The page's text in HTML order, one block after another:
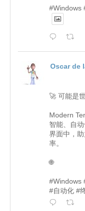
#Windows
Oscar de
🚀 可能是
Modern
智能、自
界面中，
率。
🌐
#Windows
#自动化 #